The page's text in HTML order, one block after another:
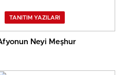
TANITIM YAZILARI
Neyi Meşhur